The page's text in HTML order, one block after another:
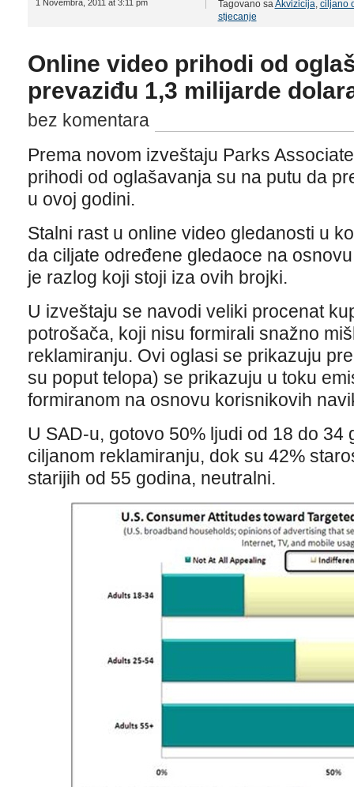
1 Novembra, 2011 at 3:11 pm
Tagovano saAkvizicija, ciljano
stjecanje
Online video prihodi od
prevaziđu 1,3 milijarde
bez komentara
Prema novom izveštaju Parks
prihodi od oglašavanja su na putu da
u ovoj godini.
Stalni rast u online video gledanosti u
da ciljate određene gledaoce na
je razlog koji stoji iza ovih brojki.
U izveštaju se navodi veliki procenat
potrošača, koji nisu formirali snažno
reklamiranju. Ovi oglasi se prikazuju
su poput telopa) se prikazuju u toku
formiranom na osnovu korisnikovih
U SAD-u, gotovo 50% ljudi od 18 do
ciljanom reklamiranju, dok su 42%
starijih od 55 godina, neutralni.